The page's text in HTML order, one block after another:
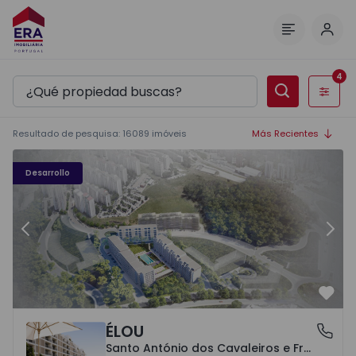
Filtros
4
Resultado de pesquisa: 16089 imóveis Más Recientes
Desarrollo
Élou - 10
Anterior
Santo António dos Cavaleiros e Frielas, Lisboa
ÉLOU
Santo António dos Cavaleiros e Frielas, Lisboa